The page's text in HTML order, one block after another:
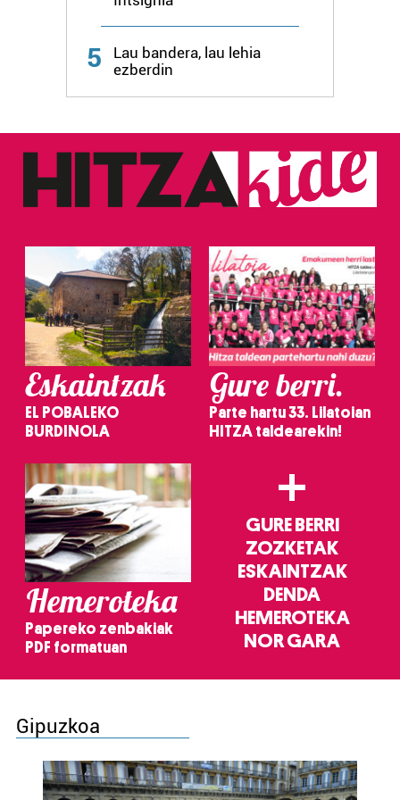
Webgune honek cookie propioak eta hirugarrenen cookie-
zerbitzuak hobetzeko asmoz, cookie teknologiaz
baliatzen gara. Ohar hau onartuz gero, teknologia hori
erabiltzeko baimen esplizitua ematen diguzu.Gehiago
5
Lau bandera, lau lehia
ezberdin
Eskaintzak
EL POBALEKO
BURDINOLA
Gure berri.
Parte hartu 33. Lilatoian
HITZA taldearekin!
Hemeroteka
Papereko zenbakiak
PDF formatuan
+
GURE BERRI
ZOZKETAK
ESKAINTZAK
DENDA
HEMEROTEKA
NOR GARA
Gipuzkoa